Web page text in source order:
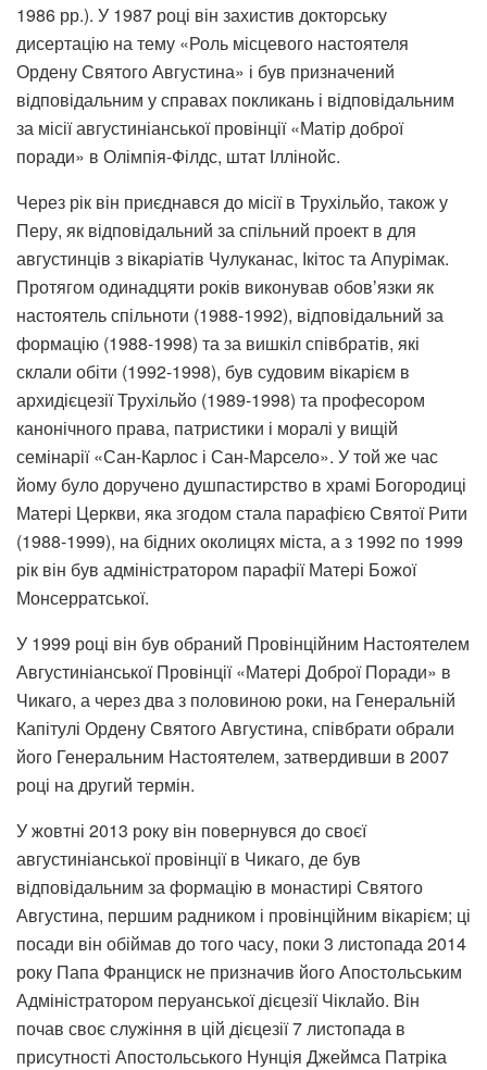
1986 рр.). У 1987 році він захистив докторську
дисертацію на тему «Роль місцевого настоятеля
Ордену Святого Августина» і був призначений
відповідальним у справах покликань і відповідальним
за місії августиніанської провінції «Матір доброї
поради» в Олімпія-Філдс, штат Іллінойс.
Через рік він приєднався до місії в Трухільйо, також у
Перу, як відповідальний за спільний проект в для
августинців з вікаріатів Чулуканас, Ікітос та Апурімак.
Протягом одинадцяти років виконував обовʼязки як
настоятель спільноти (1988-1992), відповідальний за
формацію (1988-1998) та за вишкіл співбратів, які
склали обіти (1992-1998), був судовим вікарієм в
архидієцезії Трухільйо (1989-1998) та професором
канонічного права, патристики і моралі у вищій
семінарії «Сан-Карлос і Сан-Марсело». У той же час
йому було доручено душпастирство в храмі Богородиці
Матері Церкви, яка згодом стала парафією Святої Рити
(1988-1999), на бідних околицях міста, а з 1992 по 1999
рік він був адміністратором парафії Матері Божої
Монсерратської.
У 1999 році він був обраний Провінційним Настоятелем
Августиніанської Провінції «Матері Доброї Поради» в
Чикаго, а через два з половиною роки, на Генеральній
Капітулі Ордену Святого Августина, співбрати обрали
його Генеральним Настоятелем, затвердивши в 2007
році на другий термін.
У жовтні 2013 року він повернувся до своєї
августиніанської провінції в Чикаго, де був
відповідальним за формацію в монастирі Святого
Августина, першим радником і провінційним вікарієм; ці
посади він обіймав до того часу, поки 3 листопада 2014
року Папа Франциск не призначив його Апостольським
Адміністратором перуанської дієцезії Чіклайо. Він
почав своє служіння в цій дієцезії 7 листопада в
присутності Апостольського Нунція Джеймса Патріка